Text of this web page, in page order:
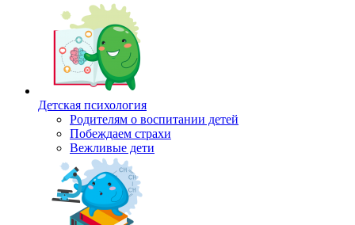
Детская психология
Родителям о воспитании детей
Побеждаем страхи
Вежливые дети